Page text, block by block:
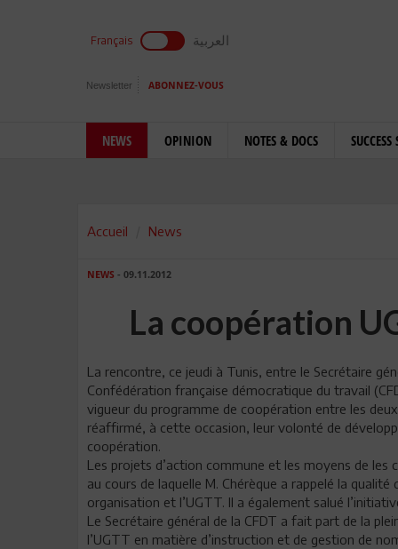
Français العربية
Newsletter ABONNEZ-VOUS
NEWS OPINION NOTES & DOCS SUCCESS
Accueil News
NEWS - 09.11.2012
La coopération
La rencontre, ce jeudi à Tunis, entre le Secrétaire
Confédération française démocratique du travail
vigueur du programme de coopération entre les
réaffirmé, à cette occasion, leur volonté de
coopération.
Les projets d’action commune et les moyens de les
au cours de laquelle M. Chérèque a rappelé la
organisation et l’UGTT. Il a également salué
Le Secrétaire général de la CFDT a fait part de la
l’UGTT en matière d’instruction et de gestion de